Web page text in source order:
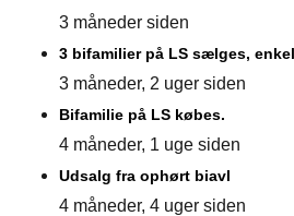
3 måneder siden
3 bifamilier på LS sælges,
3 måneder, 2 uger siden
Bifamilie på LS købes.
4 måneder, 1 uge siden
Udsalg fra ophørt biavl
4 måneder, 4 uger siden